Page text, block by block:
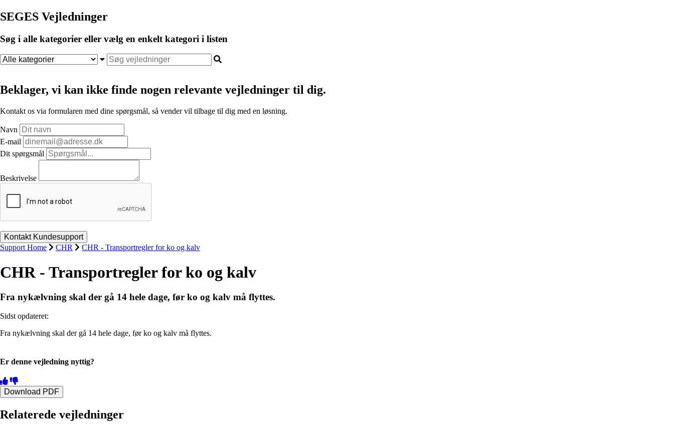
SEGES Vejledninger
Søg i alle kategorier eller vælg en enkelt kategori i listen
Beklager, vi kan ikke finde nogen relevante vejledninger til dig.
Kontakt os via formularen med dine spørgsmål, så vender vil tilbage til dig med en løsning.
Navn
E-mail
Dit spørgsmål
Beskrivelse
Support Home CHR CHR - Transportregler for ko og kalv
CHR - Transportregler for ko og kalv
Fra nykælvning skal der gå 14 hele dage, før ko og kalv må flyttes.
Sidst opdateret:
Fra nykælvning skal der gå 14 hele dage, før ko og kalv må flyttes.
Er denne vejledning nyttig?
Download PDF
Relaterede vejledninger